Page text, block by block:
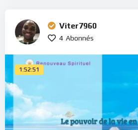
Viter7960
4 Abonnés
1:52:51